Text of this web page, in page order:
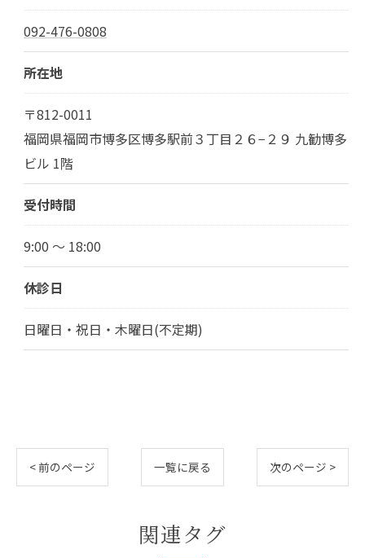
092-476-0808
所在地
〒812-0011
福岡県福岡市博多区博多駅前３丁目２６−２９ 九勧博多
ビル 1階
受付時間
9:00 ～ 18:00
休診日
日曜日・祝日・木曜日(不定期)
< 前のページ 一覧に戻る 次のページ >
関連タグ